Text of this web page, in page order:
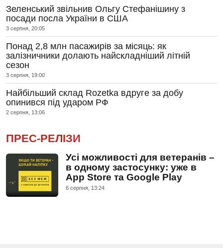
Зеленський звільнив Ольгу Стефанішину з
посади посла України в США
3 серпня, 20:05
Понад 2,8 млн пасажирів за місяць: як
залізничники долають найскладніший літній
сезон
3 серпня, 19:00
Найбільший склад Rozetka вдруге за добу
опинився під ударом РФ
2 серпня, 13:06
ПРЕС-РЕЛІЗИ
Усі можливості для ветеранів –
в одному застосунку: уже в
App Store та Google Play
6 серпня, 13:24